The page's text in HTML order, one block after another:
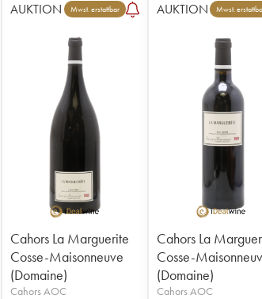
AUKTION Mwst. erstattbar
Cahors La Marguerite
Cosse-Maisonneuve
(Domaine)
Cahors AOC
AUKTION Mwst.
Cahors La
Cosse-
(Domaine)
Cahors AOC